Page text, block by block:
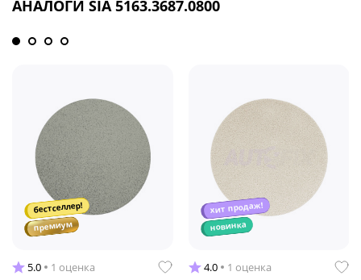
АНАЛОГИ SIA 5163.3687.0800
бестселлер!
премиум
5.0 1 оценка
хит продаж!
новинка
4.0 1 оценка